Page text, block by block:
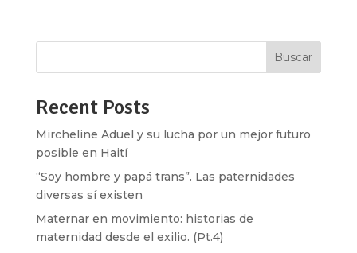
Buscar
Recent Posts
Mircheline Aduel y su lucha por un mejor futuro
posible en Haití
“Soy hombre y papá trans”. Las paternidades
diversas sí existen
Maternar en movimiento: historias de
maternidad desde el exilio. (Pt.4)